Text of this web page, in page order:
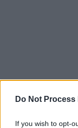
Do Not
If you wish to opt-